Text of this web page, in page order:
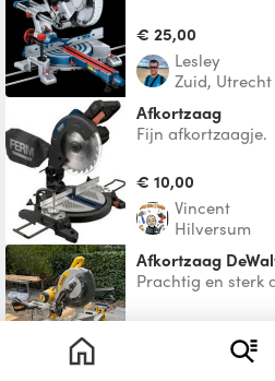
€ 25,00
Lesley
Zuid, Utrecht
Afkortzaag
Fijn afkortzaagje.
€ 10,00
Vincent
Hilversum
Afkortzaag
Prachtig en sterk